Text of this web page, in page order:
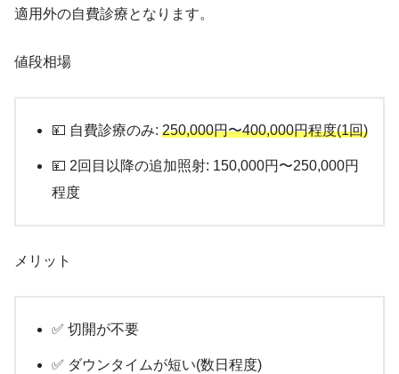
適用外の自費診療となります。
値段相場
💴 自費診療のみ: 250,000円〜400,000円程度(1回)
💴 2回目以降の追加照射: 150,000円〜250,000円
程度
メリット
✅ 切開が不要
✅ ダウンタイムが短い(数日程度)